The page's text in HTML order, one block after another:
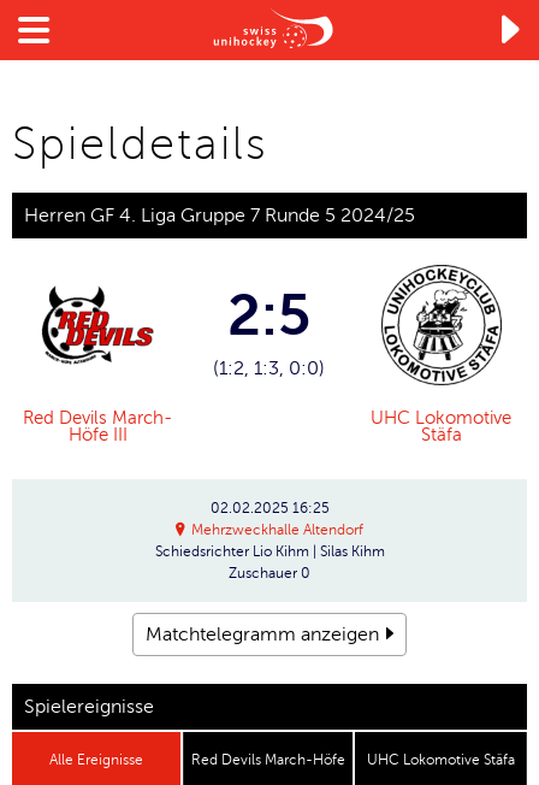

Spieldetails
Herren GF 4. Liga Gruppe 7 Runde 5 2024/25
Red Devils March-
Höfe III
2:5
(1:2, 1:3, 0:0)
UHC Lokomotive
Stäfa
02.02.2025 16:25
Mehrzweckhalle Altendorf
Schiedsrichter Lio Kihm | Silas Kihm
Zuschauer 0
Matchtelegramm anzeigen
Spielereignisse
Alle Ereignisse Red Devils March-Höfe UHC Lokomotive Stäfa